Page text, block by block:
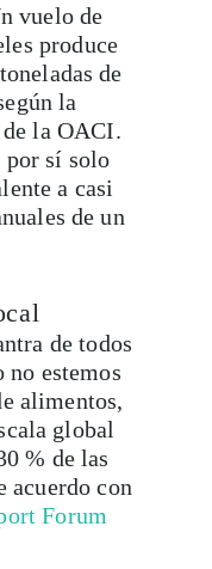
vuelo de
produce
de
la
la OACI.
por sí solo
a casi
de un
de todos
no estemos
alimentos,
global
% de las
acuerdo con
Forum